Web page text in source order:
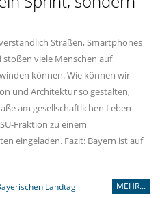
Straßen, Smartphones
viele Menschen auf
können. Wie können wir
und Architektur so gestalten,
am gesellschaftlichen Leben
Fraktion zu einem
eingeladen. Fazit: Bayern ist auf
Landtag MEHR...